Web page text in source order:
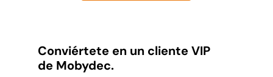
variantes.
Las
Conviértete en un cliente VIP
de Mobydec.